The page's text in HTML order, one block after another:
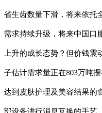
省生齿数量下滑，将来依托
需求持续升级，将来中国口
上升的成长态势？但价钱震
子估计需求量正在803万吨
达到皮肤护理及美容结果的